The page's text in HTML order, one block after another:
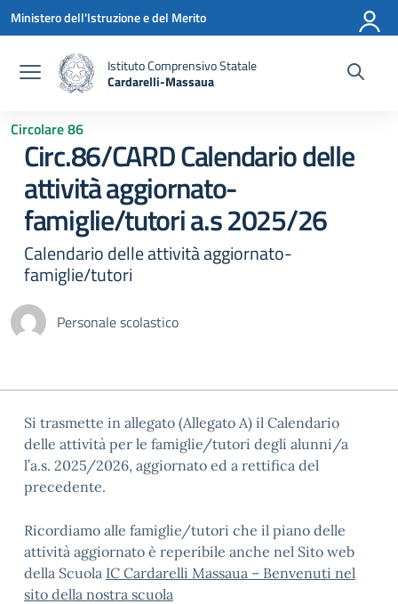
Vai ai contenuti
Vai al menu di navigazione
Vai al footer
Ministero dell'Istruzione e del Merito
Istituto Comprensivo Statale
Cardarelli-Massaua
Circolare 86
Circ.86/CARD Calendario delle
attività aggiornato-
famiglie/tutori a.s 2025/26
Calendario delle attività aggiornato-
famiglie/tutori
Personale scolastico
Si trasmette in allegato (Allegato A) il Calendario
delle attività per le famiglie/tutori degli alunni/a
l’a.s. 2025/2026, aggiornato ed a rettifica del
precedente.
Ricordiamo alle famiglie/tutori che il piano delle
attività aggiornato è reperibile anche nel Sito web
della Scuola IC Cardarelli Massaua – Benvenuti nel
sito della nostra scuola